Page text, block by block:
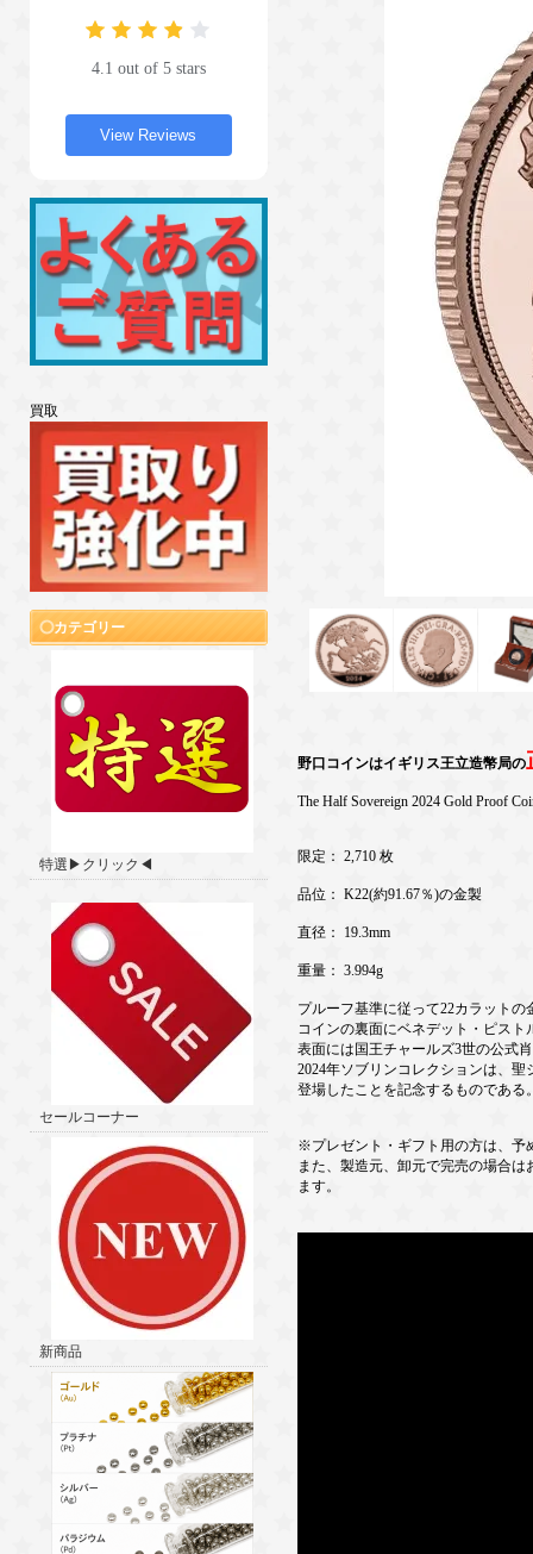
4.1 out of 5 stars
View Reviews
買取
カテゴリー
特選▶クリック◀
セールコーナー
新商品
野口コインはイギリス王立造幣局の
The Half Sovereign 2024 Gold Proof
限定： 2,710 枚
品位： K22(約91.67％)の金製
直径： 19.3mm
重量： 3.994g
プルーフ基準に従って22カラットの
コインの裏面にベネデット・ピス
表面には国王チャールズ3世の公式
2024年ソブリンコレクションは、
登場したことを記念するものである
※プレゼント・ギフト用の方は、予
また、製造元、卸元で完売の場合
ます。